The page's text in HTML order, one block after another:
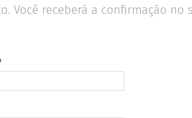
Você receberá a confirmação no